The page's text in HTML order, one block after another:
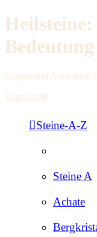
Fragen und Antworten
Zum Inhalt
Steine-A-Z
Steine A
Achate